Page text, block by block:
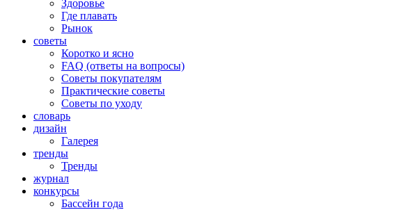
Здоровье
Где плавать
Рынок
советы
Коротко и ясно
FAQ (ответы на вопросы)
Советы покупателям
Практические советы
Советы по уходу
словарь
дизайн
Галерея
тренды
Тренды
журнал
конкурсы
Бассейн года